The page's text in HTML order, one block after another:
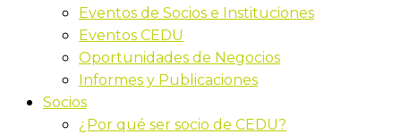
Eventos de Socios e Instituciones
Eventos CEDU
Oportunidades de Negocios
Informes y Publicaciones
Socios
¿Por qué ser socio de CEDU?